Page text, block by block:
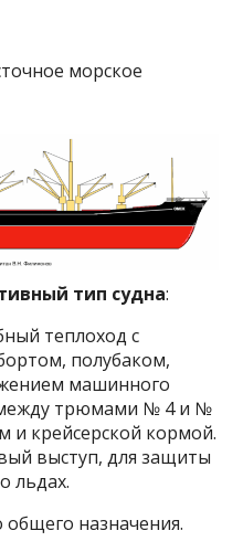
морское
тип судна:
теплоход с
полубаком,
машинного
между трюмами № 4 и №
крейсерской кормой.
выступ, для защиты
льдах.
общего назначения.